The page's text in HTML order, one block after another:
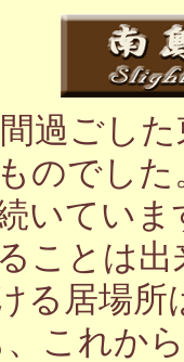
過ごし
のでし
いてい
ことは
る居場
これか